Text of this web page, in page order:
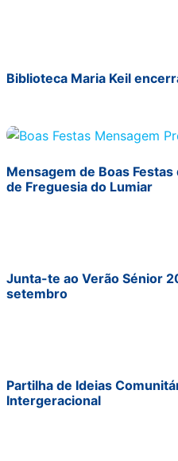
Biblioteca Maria Keil
Mensagem de Boas
de Freguesia do Lumiar
Junta-te ao Verão Sénior
setembro
Partilha de Ideias
Intergeracional